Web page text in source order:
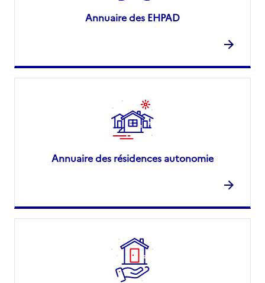
Annuaire des EHPAD
Annuaire des résidences autonomie